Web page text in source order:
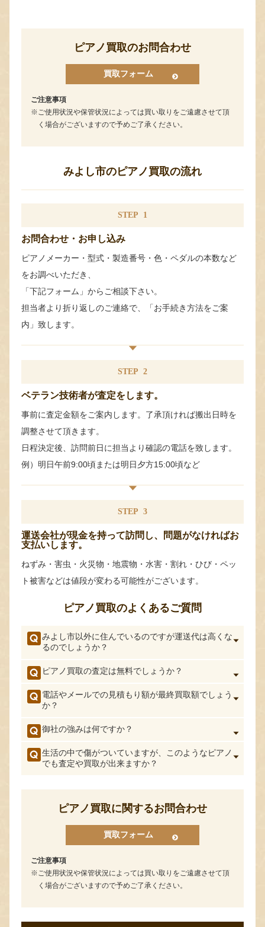
ピアノ買取のお問合わせ
買取フォーム
ご注意事項
ご使用状況や保管状況によっては買い取りをご遠慮させて頂
く場合がございますので予めご了承ください。
みよし市のピアノ買取の流れ
STEP 1
お問合わせ・お申し込み
ピアノメーカー・型式・製造番号・色・ペダルの本数など
をお調べいただき、
「下記フォーム」からご相談下さい。
担当者より折り返しのご連絡で、「お手続き方法をご案
内」致します。
STEP 2
ベテラン技術者が査定をします。
事前に査定金額をご案内します。了承頂ければ搬出日時を
調整させて頂きます。
日程決定後、訪問前日に担当より確認の電話を致します。
例）明日午前9:00頃または明日夕方15:00頃など
STEP 3
運送会社が現金を持って訪問し、問題がなければお
支払いします。
ねずみ・害虫・火災物・地震物・水害・割れ・ひび・ペッ
ト被害などは値段が変わる可能性がございます。
ピアノ買取のよくあるご質問
みよし市以外に住んでいるのですが運送代は高くな
るのでしょうか？
ピアノ買取の査定は無料でしょうか？
電話やメールでの見積もり額が最終買取額でしょう
か？
御社の強みは何ですか？
生活の中で傷がついていますが、このようなピアノ
でも査定や買取が出来ますか？
ピアノ買取に関するお問合わせ
買取フォーム
ご注意事項
ご使用状況や保管状況によっては買い取りをご遠慮させて頂
く場合がございますので予めご了承ください。